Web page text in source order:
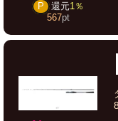
P 還元1％
567pt